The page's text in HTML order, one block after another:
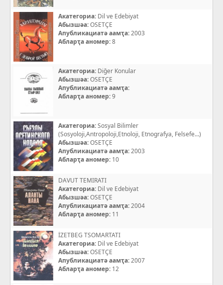
Акатегориа: Dil ve Edebiyat
Абызшәа:OSETÇE
Апубликациатә аамҭа:2003
Абларҭа аномер:8
Акатегориа: Diğer Konular
Абызшәа:OSETÇE
Апубликациатә аамҭа:
Абларҭа аномер:9
Акатегориа:Sosyal Bilimler
(Sosyoloji,Antropoloji,Etnoloji, Etnografya, Felsefe...)
Абызшәа:OSETÇE
Апубликациатә аамҭа:2003
Абларҭа аномер: 10
DAVUT TEMIRATI
Акатегориа: Dil ve Edebiyat
Абызшәа:OSETÇE
Апубликациатә аамҭа:2004
Абларҭа аномер: 11
İZETBEG TSOMARTATI
Акатегориа: Dil ve Edebiyat
Абызшәа:OSETÇE
Апубликациатә аамҭа:2007
Абларҭа аномер: 12